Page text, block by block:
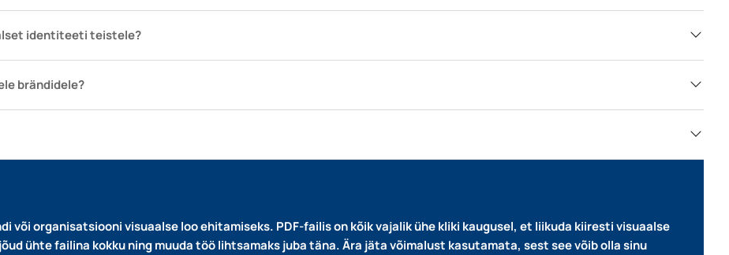
identiteeti teistele?
brändidele?
või organisatsiooni visuaalse loo ehitamiseks. PDF-failis on kõik vajalik ühe kliki kaugusel, et liikuda kiiresti visuaalse
ühte failina kokku ning muuda töö lihtsamaks juba täna. Ära jäta võimalust kasutamata, sest see võib olla sinu